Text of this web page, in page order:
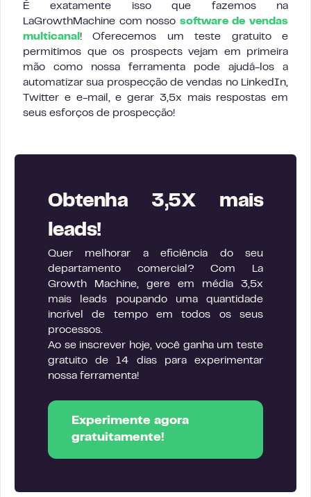
É exatamente isso que fazemos na
LaGrowthMachine com nosso software de vendas
multicanal ! Oferecemos um teste gratuito e
permitimos que os prospects vejam em primeira
mão como nossa ferramenta pode ajudá-los a
automatizar sua prospecção de vendas no LinkedIn,
Twitter e e-mail, e gerar 3,5x mais respostas em
seus esforços de prospecção!
Obtenha 3,5X mais
leads!
Quer melhorar a eficiência do seu
departamento comercial? Com La
Growth Machine, gere em média 3,5x
mais leads poupando uma quantidade
incrível de tempo em todos os seus
processos.
Ao se inscrever hoje, você ganha um teste
gratuito de 14 dias para experimentar
nossa ferramenta!
Experimente agora
gratuitamente!